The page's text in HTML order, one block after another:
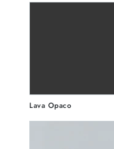
Lava Opaco